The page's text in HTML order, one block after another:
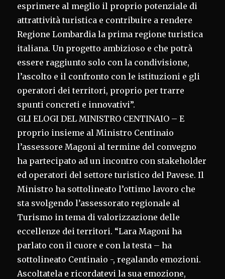
esprimere al meglio il proprio potenziale di
attrattività turistica e contribuire a rendere
Regione Lombardia la prima regione turistica
italiana. Un progetto ambizioso e che potrà
essere raggiunto solo con la condivisione,
l’ascolto e il confronto con le istituzioni e gli
operatori dei territori, proprio per trarre
spunti concreti e innovativi”.
GLI ELOGI DEL MINISTRO CENTINAIO – E
proprio insieme al Ministro Centinaio
l’assessore Magoni al termine del convegno
ha partecipato ad un incontro con stakeholder
ed operatori del settore turistico del Pavese. Il
Ministro ha sottolineato l’ottimo lavoro che
sta svolgendo l’assessorato regionale al
Turismo in tema di valorizzazione delle
eccellenze dei territori. “Lara Magoni ha
parlato con il cuore e con la testa – ha
sottolineato Centinaio -, regalando emozioni.
Ascoltatela e ricordatevi la sua emozione,